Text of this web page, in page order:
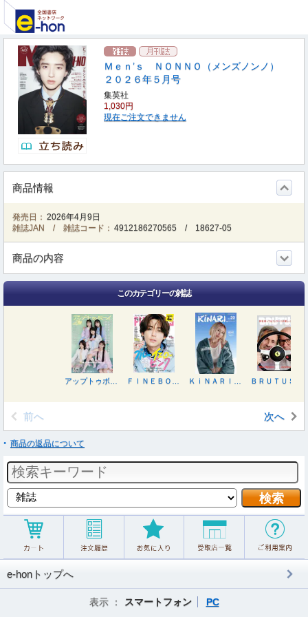
Ｍｅｎ’ｓ ＮＯＮＮＯ（メンズノンノ）
２０２６年５月号
集英社
1,030円
現在ご注文できません
商品情報
発売日： 2026年4月9日
雑誌JAN / 雑誌コード： 4912186270565 / 18627-05
商品の内容
このカテゴリーの雑誌
前へ 次へ
商品の返品について
e-honトップへ
表示 ： スマートフォン PC